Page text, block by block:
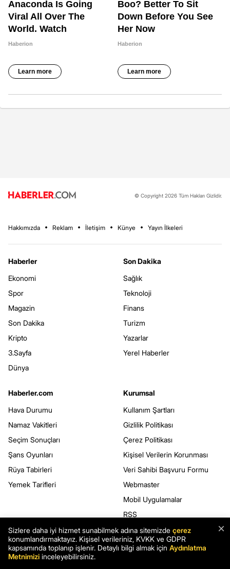
© Copyright 2026 Tüm Hakları Gizlidir.
Hakkımızda Reklam İletişim Künye Yayın İlkeleri
Haberler
Ekonomi
Spor
Magazin
Son Dakika
Kripto
3.Sayfa
Dünya
Son Dakika
Sağlık
Teknoloji
Finans
Turizm
Yazarlar
Yerel Haberler
Haberler.com
Hava Durumu
Namaz Vakitleri
Seçim Sonuçları
Şans Oyunları
Rüya Tabirleri
Yemek Tarifleri
Kurumsal
Kullanım Şartları
Gizlilik Politikası
Çerez Politikası
Kişisel Verilerin Korunması
Veri Sahibi Başvuru Formu
Webmaster
Mobil Uygulamalar
RSS
Sitene Ekle
×
Sizlere daha iyi hizmet sunabilmek adına sitemizde çerez
konumlandırmaktayız. Kişisel verileriniz, KVKK ve GDPR
kapsamında toplanıp işlenir. Detaylı bilgi almak için Aydınlatma
Metnimizi inceleyebilirsiniz.